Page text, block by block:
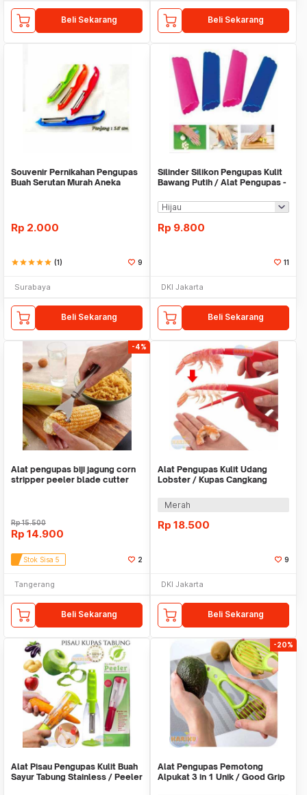
Beli Sekarang Beli Sekarang
Souvenir Pernikahan Pengupas
Buah Serutan Murah Aneka
Rp 2.000
starstarstarstarstar (1) 9
Surabaya
Beli Sekarang
Silinder Silikon Pengupas Kulit
Bawang Putih / Alat Pengupas -
Rp 9.800
11
DKI Jakarta
Beli Sekarang
-4%
Alat pengupas biji jagung corn
stripper peeler blade cutter
Rp15.500
Rp 14.900
Stok Sisa 5 2
Tangerang
Beli Sekarang
Alat Pengupas Kulit Udang
Lobster / Kupas Cangkang
Merah
Rp 18.500
9
DKI Jakarta
Beli Sekarang
Alat Pisau Pengupas Kulit Buah
Sayur Tabung Stainless / Peeler
-20%
Alat Pengupas Pemotong
Alpukat 3 in 1 Unik / Good Grip